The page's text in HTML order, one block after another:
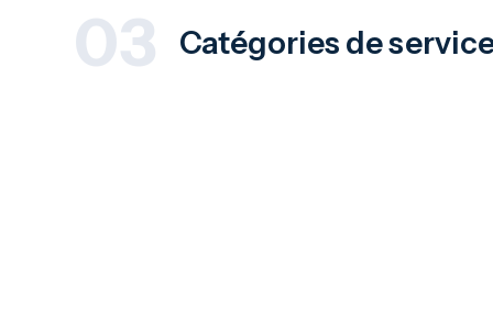
Voies d'accès sûres et accessibles
Service saisonnier ou à la demande
03 Catégories de